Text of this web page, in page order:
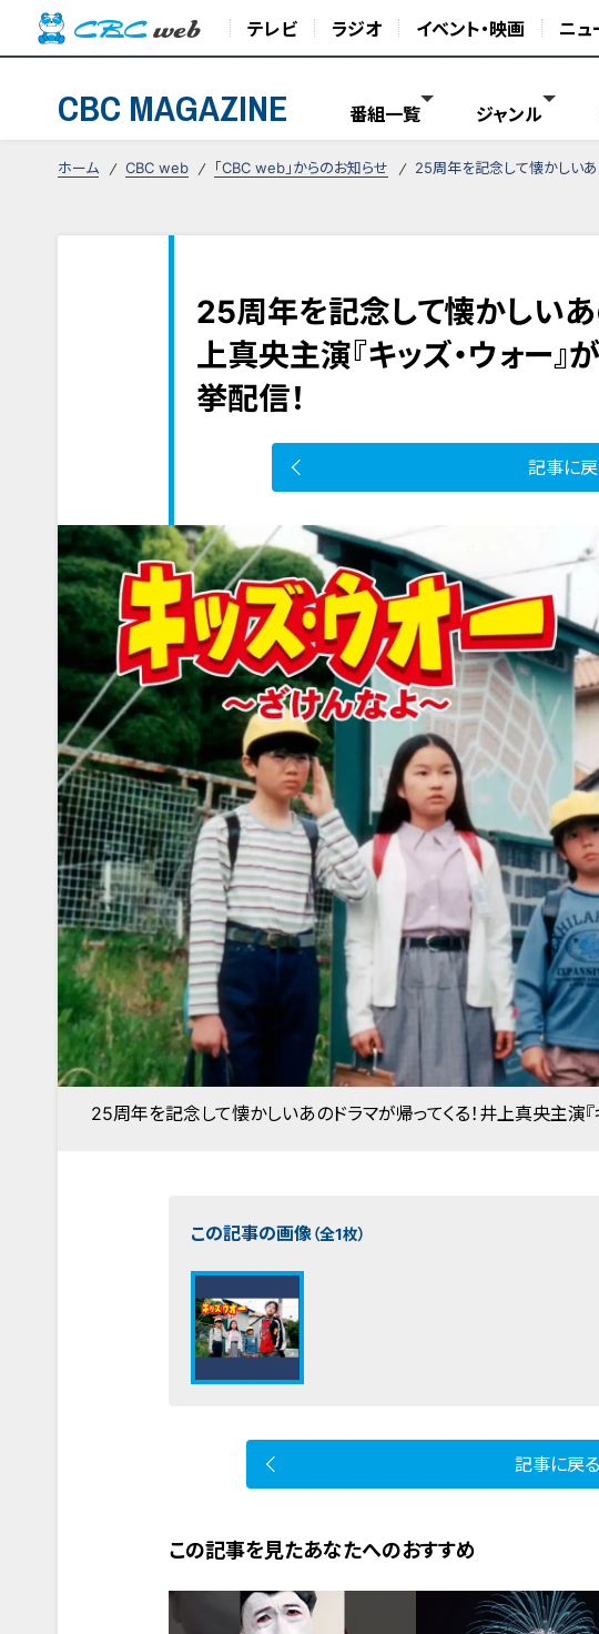
テレビ ラジオ イベント・映画 ニュ
CBC MAGAZINE 番組一覧 ジャンル
ホーム CBC web 「CBC web」からのお知らせ 25周年を記念して懐かしいあ
25周年を記念して懐かしいあ
上真央主演『キッズ・ウォー
挙配信！
記事に
25周年を記念して懐かしいあのドラマが帰ってくる！井上真央主演
この記事の画像（全1枚）
記事に戻る
この記事を見たあなたへのおすすめ